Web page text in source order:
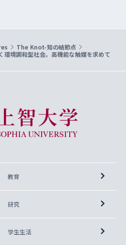
The Knot-知の結節点
環境調和型社会。高機能な触媒を求めて
Sophia University
教育
す
研究
学生生活